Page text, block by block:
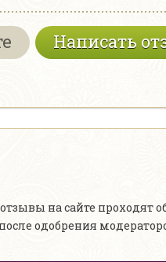
Написать
на сайте проходят
одобрения